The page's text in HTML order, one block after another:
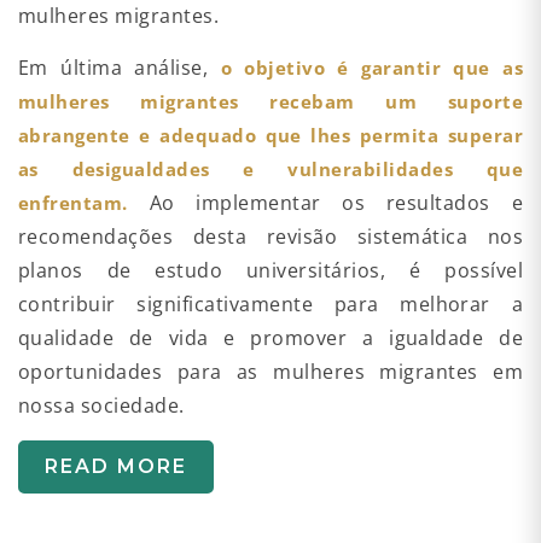
mulheres migrantes.
Em última análise, o objetivo é garantir que as
mulheres migrantes recebam um suporte
abrangente e adequado que lhes permita superar
as desigualdades e vulnerabilidades que
enfrentam. Ao implementar os resultados e
recomendações desta revisão sistemática nos
planos de estudo universitários, é possível
contribuir significativamente para melhorar a
qualidade de vida e promover a igualdade de
oportunidades para as mulheres migrantes em
nossa sociedade.
READ MORE